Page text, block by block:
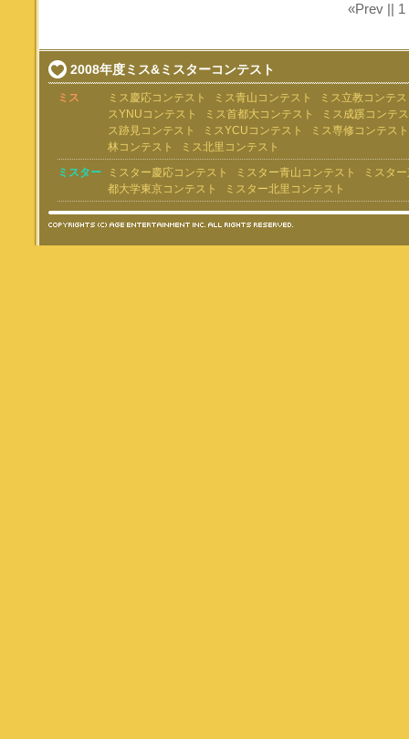
«Prev || 1
2008年度ミス&ミスターコンテスト
ミス ミス慶応コンテスト ミス青山コンテスト
ミス立教コンテ
スYNUコンテスト
ミス首都大コンテスト
ミス成蹊コンテ
ス跡見コンテスト
ミスYCUコンテスト
ミス専修コンテスト
林コンテスト
ミス北里コンテスト
ミスター
ミスター慶応コンテスト ミスター青山コンテスト
ミスタ
都大学東京コンテスト
ミスター北里コンテスト